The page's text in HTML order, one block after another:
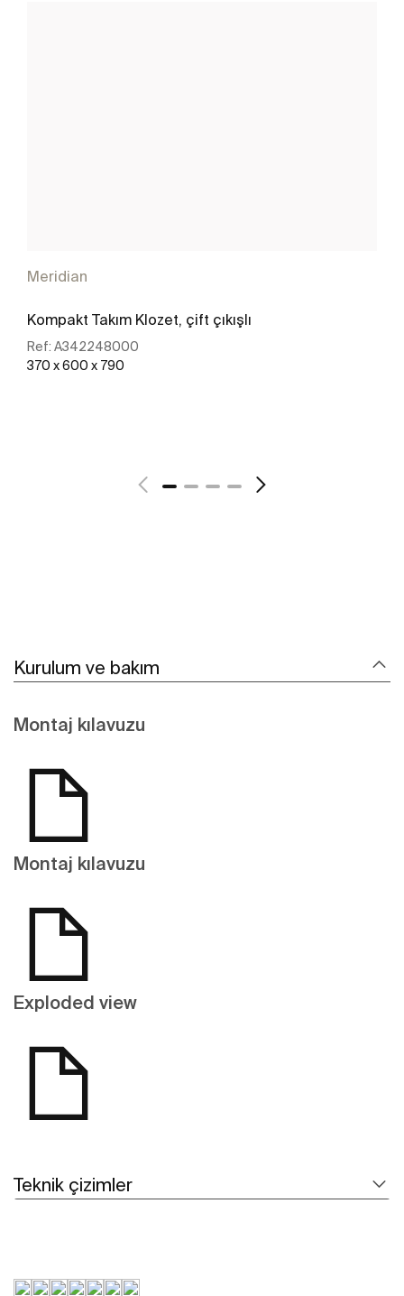
Meridian
Kompakt Takım Klozet, çift çıkışlı
Ref: A342248000
370 x 600 x 790
Kurulum ve bakım
Montaj kılavuzu
Montaj kılavuzu
Exploded view
Teknik çizimler